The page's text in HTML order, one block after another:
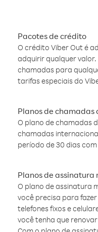
Pacotes de crédito
O crédito Viber Out é
adquirir qualquer valor.
chamadas para
tarifas especiais do
Planos de chamadas
O plano de chamadas
chamadas
período de 30 dias
Planos de assinatura
O plano de assinatura
você precisa para
telefones fixos e
você tenha que